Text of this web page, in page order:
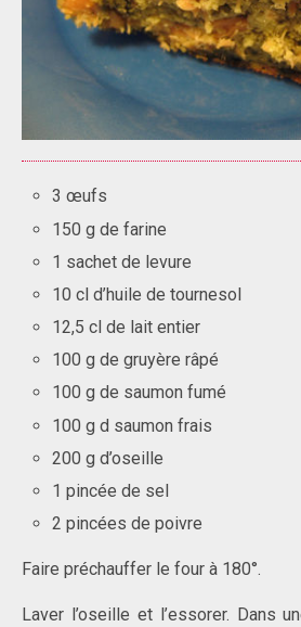
3 œufs
150 g de farine
1 sachet de levure
10 cl d’huile de tournesol
12,5 cl de lait entier
100 g de gruyère râpé
100 g de saumon fumé
100 g d saumon frais
200 g d’oseille
1 pincée de sel
2 pincées de poivre
Faire préchauffer le four à 180°.
Laver l’oseille et l’essorer. Dans